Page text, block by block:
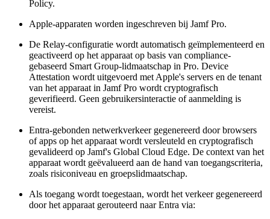
Policy.
Apple-apparaten worden ingeschreven bij Jamf Pro.
De Relay-configuratie wordt automatisch geïmplementeerd en
geactiveerd op het apparaat op basis van compliance-
gebaseerd Smart Group-lidmaatschap in Pro. Device
Attestation wordt uitgevoerd met Apple's servers en de tenant
van het apparaat in Jamf Pro wordt cryptografisch
geverifieerd. Geen gebruikersinteractie of aanmelding is
vereist.
Entra-gebonden netwerkverkeer gegenereerd door browsers
of apps op het apparaat wordt versleuteld en cryptografisch
gevalideerd op Jamf's Global Cloud Edge. De context van het
apparaat wordt geëvalueerd aan de hand van toegangscriteria,
zoals risiconiveau en groepslidmaatschap.
Als toegang wordt toegestaan, wordt het verkeer gegenereerd
door het apparaat gerouteerd naar Entra via: